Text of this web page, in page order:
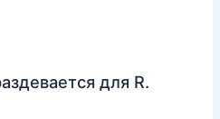
для R.